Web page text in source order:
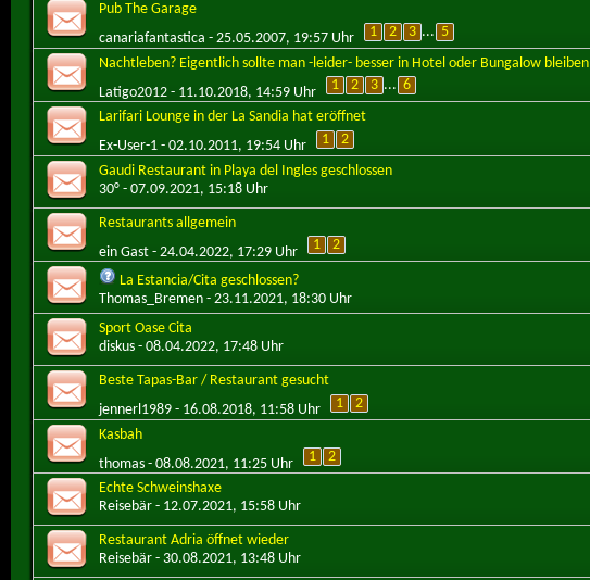
Pub The Garage
canariafantastica - 25.05.2007, 19:57 Uhr 1 2 3 ... 5
Nachtleben? Eigentlich sollte man -leider- besser in Hotel oder Bungalow bleiben
Latigo2012 - 11.10.2018, 14:59 Uhr 1 2 3 ... 6
Larifari Lounge in der La Sandia hat eröffnet
Ex-User-1 - 02.10.2011, 19:54 Uhr 1 2
Gaudi Restaurant in Playa del Ingles geschlossen
30° - 07.09.2021, 15:18 Uhr
Restaurants allgemein
ein Gast - 24.04.2022, 17:29 Uhr 1 2
La Estancia/Cita geschlossen?
Thomas_Bremen - 23.11.2021, 18:30 Uhr
Sport Oase Cita
diskus - 08.04.2022, 17:48 Uhr
Beste Tapas-Bar / Restaurant gesucht
jennerl1989 - 16.08.2018, 11:58 Uhr 1 2
Kasbah
thomas - 08.08.2021, 11:25 Uhr 1 2
Echte Schweinshaxe
Reisebär - 12.07.2021, 15:58 Uhr
Restaurant Adria öffnet wieder
Reisebär - 30.08.2021, 13:48 Uhr